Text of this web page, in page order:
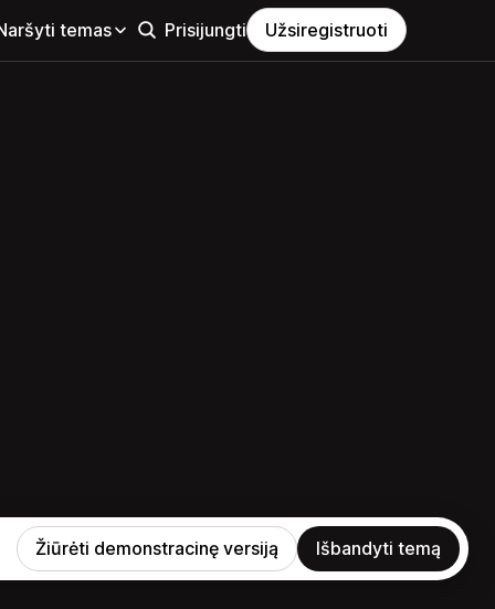
temas Prisijungti Užsiregistruoti
Žiūrėti demonstracinę versiją Išbandyti temą